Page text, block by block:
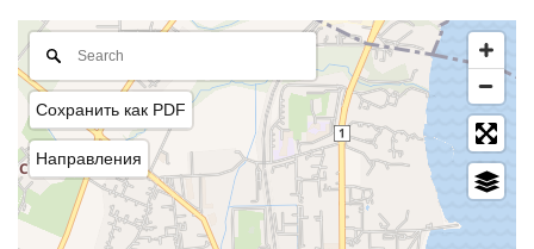
Сохранить как PDF
Направления